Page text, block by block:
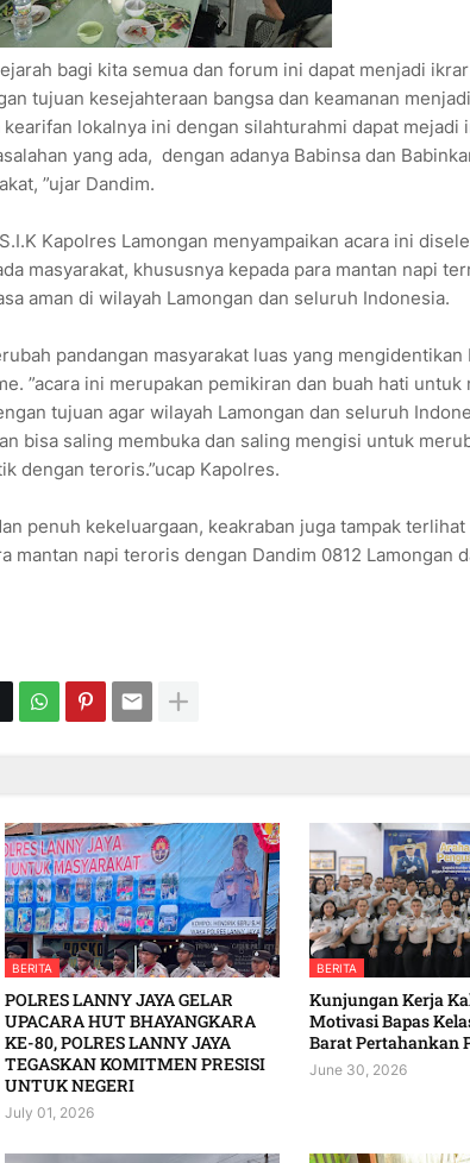
bagi kita semua dan forum ini dapat menjadi
tujuan kesejahteraan bangsa dan keamanan
lokalnya ini dengan silahturahmi dapat mejadi
yang ada, dengan adanya Babinsa dan
”ujar Dandim.
Kapolres Lamongan menyampaikan acara ini
masyarakat, khususnya kepada para mantan napi
aman di wilayah Lamongan dan seluruh Indonesia.
pandangan masyarakat luas yang mengidentikan
”acara ini merupakan pemikiran dan buah hati untuk
tujuan agar wilayah Lamongan dan seluruh
bisa saling membuka dan saling mengisi untuk
dengan teroris.”ucap Kapolres.
penuh kekeluargaan, keakraban juga tampak terlihat
mantan napi teroris dengan Dandim 0812 Lamongan
BERITA
POLRES LANNY JAYA GELAR
UPACARA HUT BHAYANGKARA
KE-80, POLRES LANNY JAYA
TEGASKAN KOMITMEN PRESISI
UNTUK NEGERI
July 01, 2026
BERITA
Kunjungan Kerja
Motivasi Bapas
Barat Pertahankan
June 30, 2026